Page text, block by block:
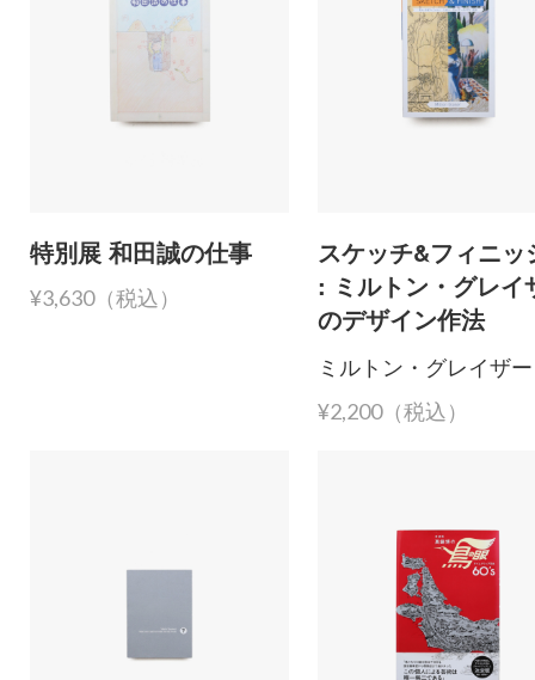
特別展 和田誠の仕事
¥3,630（税込）
スケッチ&フィニッ
: ミルトン・グレイ
のデザイン作法
ミルトン・グレイザー
¥2,200（税込）